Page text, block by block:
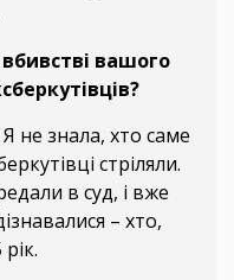
вашого
не знала, хто саме
стріляли.
в суд, і вже
– хто,